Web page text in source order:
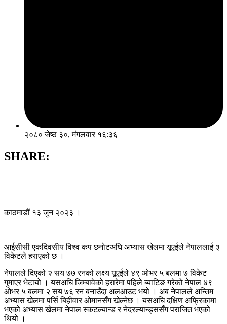
२०८० जेष्ठ ३०, मंगलवार १६:३६
SHARE:
काठमाडौं १३ जुन २०२३ ।
आईसीसी एकदिवसीय विश्व कप छनोटअघि अभ्यास खेलमा यूएईले नेपाललाई ३
विकेटले हराएको छ ।
नेपालले दिएको २ सय ७७ रनको लक्ष्य यूएईले ४९ ओभर ५ बलमा ७ विकेट
गुमाएर भेटायो । यसअघि जिम्बावेको हरारेमा पहिले ब्याटिङ गरेको नेपाल ४९
ओभर ५ बलमा २ सय ७६ रन बनाउँदा अलआउट भयो । अब नेपालले अन्तिम
अभ्यास खेलमा पर्सि बिहीवार ओमानसँग खेल्नेछ । यसअघि दक्षिण अफ्रिकामा
भएको अभ्यास खेलमा नेपाल स्कटल्यान्ड र नेदरल्यान्ड्ससँग पराजित भएको
थियो ।